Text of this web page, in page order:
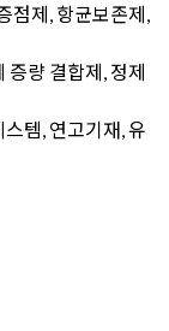
점제, 항균보존제,
증량 결합제, 정제
템, 연고기재, 유